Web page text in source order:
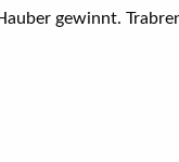
gewinnt.